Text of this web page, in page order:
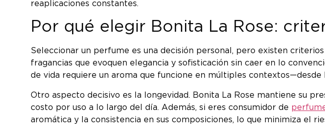
reaplicaciones constantes.
Por qué elegir Bonita La Rose:
Seleccionar un perfume es una decisión personal, pero existen
fragancias que evoquen elegancia y sofisticación sin caer en lo
de vida requiere un aroma que funcione en múltiples
Otro aspecto decisivo es la longevidad. Bonita La Rose mantiene su
costo por uso a lo largo del día. Además, si eres consumidor de
aromática y la consistencia en sus composiciones, lo que minimiza el